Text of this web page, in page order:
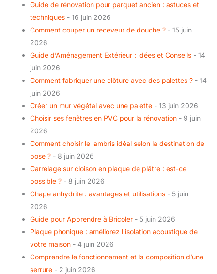
Guide de rénovation pour parquet ancien : astuces et
techniques - 16 juin 2026
Comment couper un receveur de douche ? - 15 juin
2026
Guide d’Aménagement Extérieur : idées et Conseils - 14
juin 2026
Comment fabriquer une clôture avec des palettes ? - 14
juin 2026
Créer un mur végétal avec une palette - 13 juin 2026
Choisir ses fenêtres en PVC pour la rénovation - 9 juin
2026
Comment choisir le lambris idéal selon la destination de
pose ? - 8 juin 2026
Carrelage sur cloison en plaque de plâtre : est-ce
possible ? - 8 juin 2026
Chape anhydrite : avantages et utilisations - 5 juin
2026
Guide pour Apprendre à Bricoler - 5 juin 2026
Plaque phonique : améliorez l’isolation acoustique de
votre maison - 4 juin 2026
Comprendre le fonctionnement et la composition d’une
serrure - 2 juin 2026